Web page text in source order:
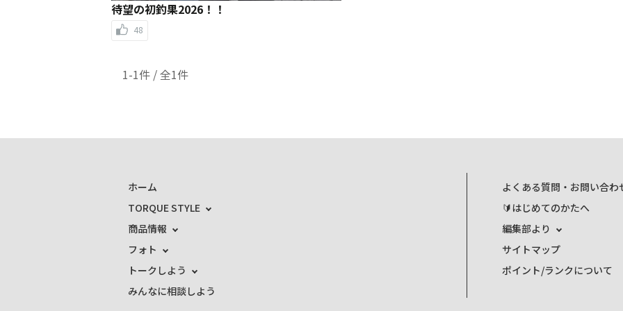
待望の初釣果2026！！
48
1-1件 / 全1件
ホーム
TORQUE STYLE
商品情報
フォト
トークしよう
みんなに相談しよう
よくある質問・お問い合わ
🔰はじめてのかたへ
編集部より
サイトマップ
ポイント/ランクについて